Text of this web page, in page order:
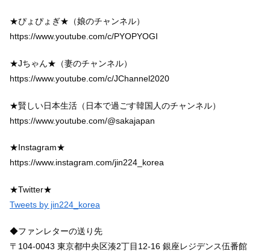
★ぴょぴょぎ★（娘のチャンネル）
https://www.youtube.com/c/PYOPYOGI
★Jちゃん★（妻のチャンネル）
https://www.youtube.com/c/JChannel2020
★賢しい日本生活（日本で過ごす韓国人のチャンネル）
https://www.youtube.com/@sakajapan
★Instagram★
https://www.instagram.com/jin224_korea
★Twitter★
Tweets by jin224_korea
◆ファンレターの送り先
〒104-0043 東京都中央区湊2丁目12-16 銀座レジデンス伍番館